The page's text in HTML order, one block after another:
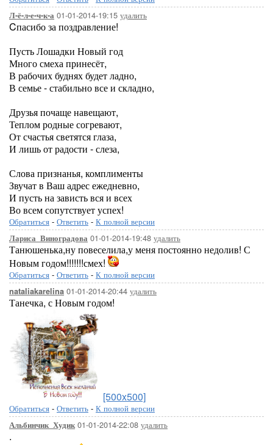
Л-ё-л-е-ч-к-а 01-01-2014-19:15 удалить
Cпасибо за поздравление!
Пусть Лошадки Новый год
Много смеха принесёт,
В рабочих буднях будет ладно,
В семье - стабильно все и складно,
Друзья почаще навещают,
Теплом родные согревают,
От счастья светятся глаза,
И лишь от радости - слеза,
Слова признанья, комплименты
Звучат в Ваш адрес ежедневно,
И пусть на зависть вся и всех
Во всем сопутствует успех!
Обратиться - Ответить - К полной версии
Лариса_Виноградова 01-01-2014-19:48 удалить
Танюшенька,ну повеселила,у меня постоянно недолив! С
Новым годом!!!!!!!смех!
Обратиться - Ответить - К полной версии
nataliakarelina 01-01-2014-20:44 удалить
Танечка, с Новым годом!
[500x500]
Обратиться - Ответить - К полной версии
Альбинчик_Худик01-01-2014-22:08 удалить
.